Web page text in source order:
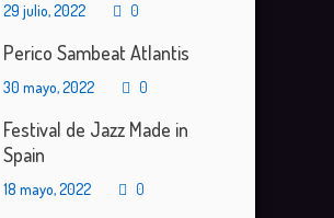
29 julio, 2022 0
Perico Sambeat Atlantis
30 mayo, 2022 0
Festival de Jazz Made in
Spain
18 mayo, 2022 0